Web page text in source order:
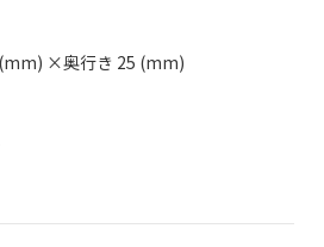
×奥行き 25 (mm)